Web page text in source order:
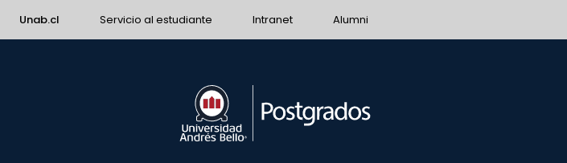
Unab.cl Servicio al estudiante Intranet Alumni